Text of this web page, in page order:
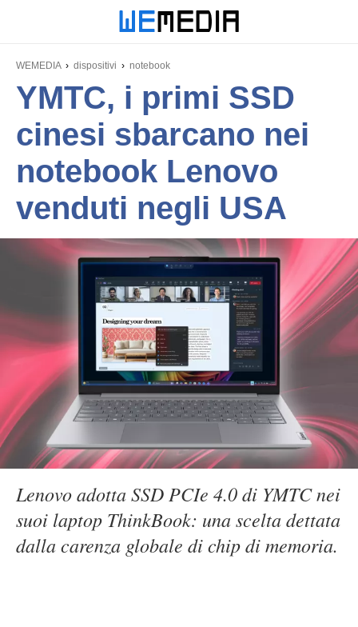
WEMEDIA dispositivi notebook
YMTC, i primi SSD
cinesi sbarcano nei
notebook Lenovo
venduti negli USA
Lenovo adotta SSD PCIe 4.0 di YMTC nei
suoi laptop ThinkBook: una scelta dettata
dalla carenza globale di chip di memoria.